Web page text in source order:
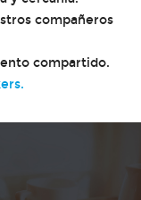
compañeros
compartido.